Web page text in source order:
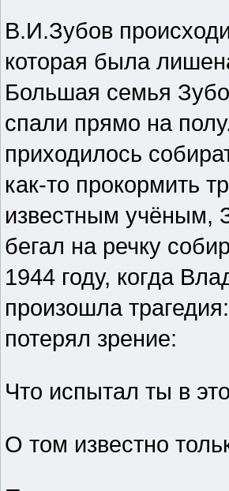
В.И.Зубов
которая была
Большая семья
спали прямо на
приходилось
как-то прокормить
известным учёным,
бегал на речку
1944 году, когда
произошла
потерял зрение:
Что испытал ты в
О том известно